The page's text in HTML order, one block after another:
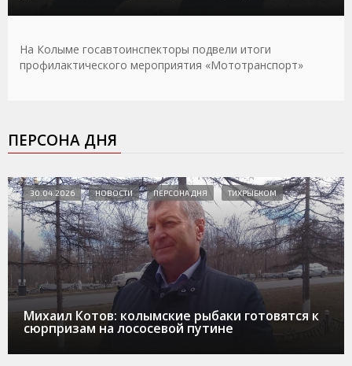
На Колыме госавтоинспекторы подвели итоги
профилактического мероприятия «Мототранспорт»
ПЕРСОНА ДНЯ
Михаил Котов: колымские рыбаки готовятся к
сюрпризам на лососевой путине
30.04.2026 НОВОСТИ ПЕРСОНА ДНЯ ТИХРЫБКОМ